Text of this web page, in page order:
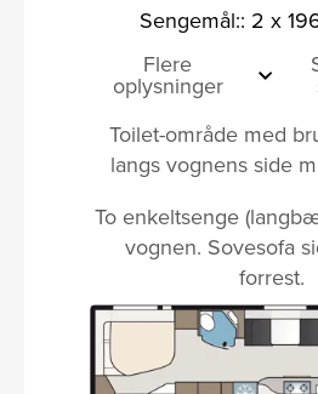
Sengemål:: 2 x
Flere
oplysninger
Toilet-område med
langs vognens side
To enkeltsenge
vognen. Sovesofa
forrest.